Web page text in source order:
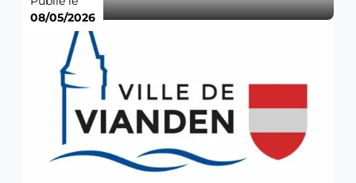
08/05/2026